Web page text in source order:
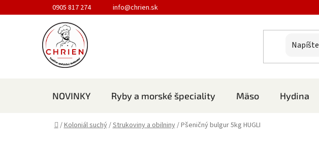
Prejsť na obsah0905 817 274 info@chrien.sk
NOVINKY Ryby a morské špeciality Mäso Hydina
Domov
/Koloniál suchý/Strukoviny a obilniny/Pšeničný bulgur 5kg HUGLI